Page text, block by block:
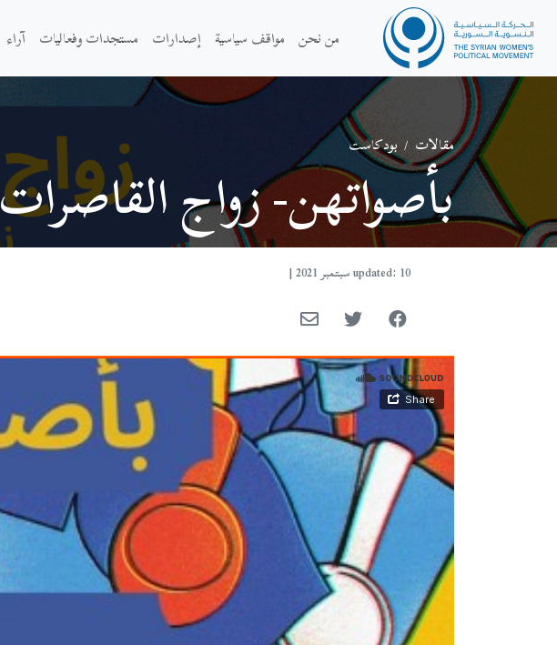
من نحن مواقف سياسية إصدارات مستجدات وفعاليات آراء
مقالات / بودكاست
بأصواتهن- زواج القاصرات
updated: 10 سبتمبر 2021 |